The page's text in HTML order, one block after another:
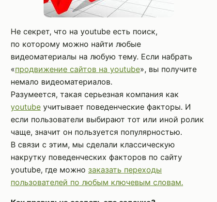
Не секрет, что на youtube есть поиск,
по которому можно найти любые
видеоматериалы на любую тему. Если набрать
«продвижение сайтов на youtube», вы получите
немало видеоматериалов.
Разумеется, такая серьезная компания как
youtube учитывает поведенческие факторы. И
если пользователи выбирают тот или иной ролик
чаще, значит он пользуется популярностью.
В связи с этим, мы сделали классическую
накрутку поведенческих факторов по сайту
youtube, где можно заказать переходы
пользователей по любым ключевым словам.